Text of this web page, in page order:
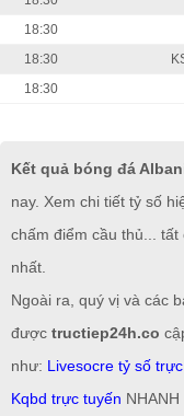
18:30
18:30
18:30
Kết quả bóng đá
nay. Xem chi tiết tỷ số
chấm điểm cầu thủ...
nhất.
Ngoài ra, quý vị và các
được tructiep24h.co
như: Livesocre tỷ số
Kqbd trực tuyến NHANH